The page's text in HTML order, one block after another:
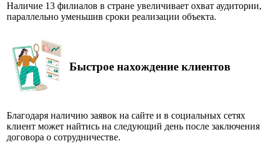
Наличие 13 филиалов в стране увеличивает охват аудитории,
параллельно уменьшив сроки реализации объекта.
Быстрое нахождение клиентов
Благодаря наличию заявок на сайте и в социальных сетях
клиент может найтись на следующий день после заключения
договора о сотрудничестве.